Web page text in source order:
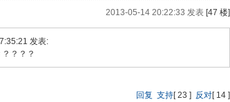
2013-05-14 20:22:33 发表[47 楼]
发表:
？？？
回复 支持[23 ] 反对[14 ]